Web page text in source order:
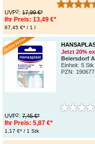
UVP2: 17,99 €*
Ihr Preis: 13,49 €*
67,45 €* / 1 l
Jetzt 20%
Beiersdorf
Einheit: 5 Stk
PZN :
UVP2: 7,45 €*
Ihr Preis: 5,87 €*
1,17 €* / 1 Stk